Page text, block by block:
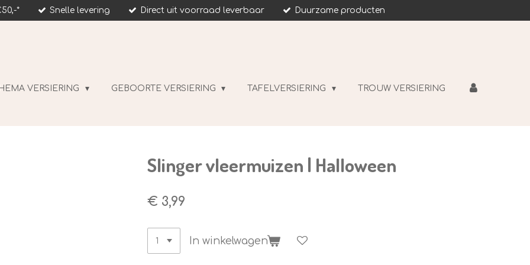
* Snelle levering Direct uit voorraad leverbaar Duurzame producten
VERSIERING GEBOORTE VERSIERING TAFELVERSIERING TROUW VERSIERING
Slinger vleermuizen | Halloween
€ 3,99
In winkelwagen